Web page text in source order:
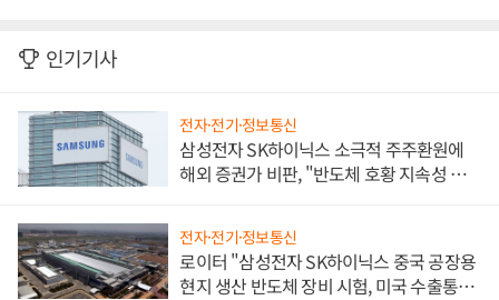
인기기사
전자·전기·정보통신
삼성전자 SK하이닉스 소극적 주주환원에
해외 증권가 비판, "반도체 호황 지속성 의
전자·전기·정보통신
로이터 "삼성전자 SK하이닉스 중국 공장용
현지 생산 반도체 장비 시험, 미국 수출통제